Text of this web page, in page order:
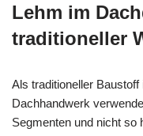
Lehm im
traditioneller
Als traditioneller
Dachhandwerk
Segmenten und nicht so